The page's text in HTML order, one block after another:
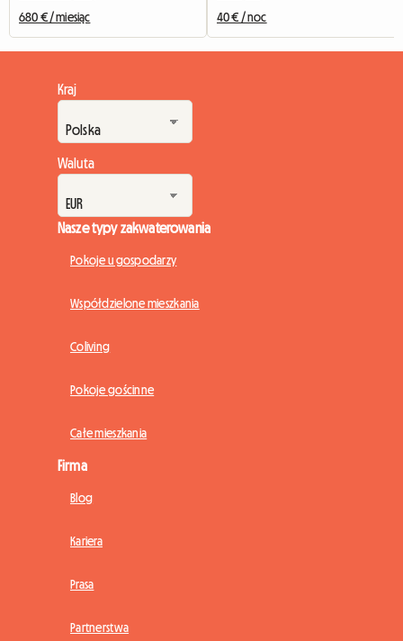
680 € / miesiąc 40 € / noc
Kraj
Waluta
Nasze typy zakwaterowania
Pokoje u gospodarzy
Współdzielone mieszkania
Coliving
Pokoje gościnne
Całe mieszkania
Firma
Blog
Kariera
Prasa
Partnerstwa